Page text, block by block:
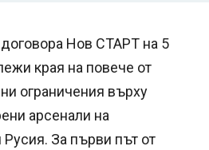
договора Нов СТАРТ на 5
края на повече от
ограничения върху
арсенали на
За първи път от